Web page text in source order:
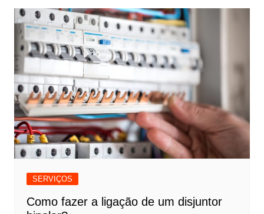
SERVIÇOS
Como fazer a ligação de um disjuntor